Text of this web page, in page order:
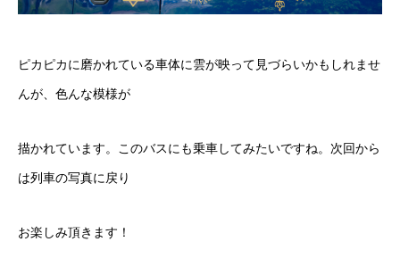
ピカピカに磨かれている車体に雲が映って見づらいかもしれませ
んが、色んな模様が
描かれています。このバスにも乗車してみたいですね。次回から
は列車の写真に戻り
お楽しみ頂きます！